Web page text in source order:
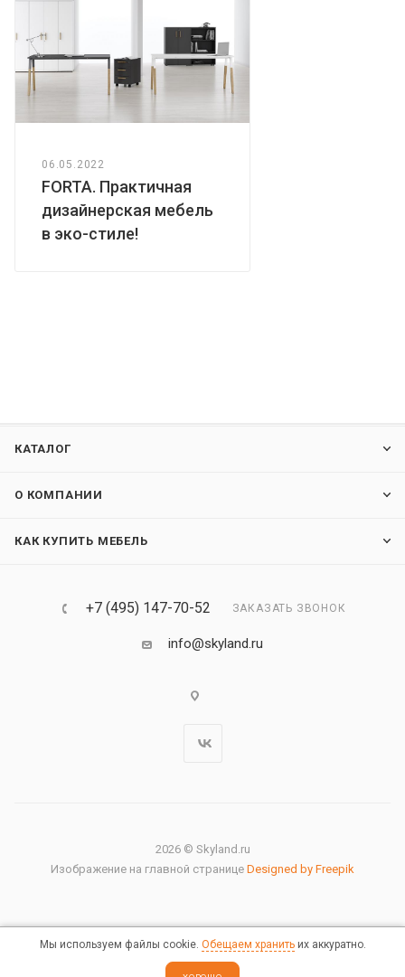
06.05.2022
FORTA. Практичная
дизайнерская мебель
в эко-стиле!
КАТАЛОГ
О КОМПАНИИ
КАК КУПИТЬ МЕБЕЛЬ
+7 (495) 147-70-52 ЗАКАЗАТЬ ЗВОНОК
info@skyland.ru
2026 © Skyland.ru
Изображение на главной странице Designed by Freepik
Правовая информация
Мы используем файлы cookie. Обещаем хранитьих аккуратно.